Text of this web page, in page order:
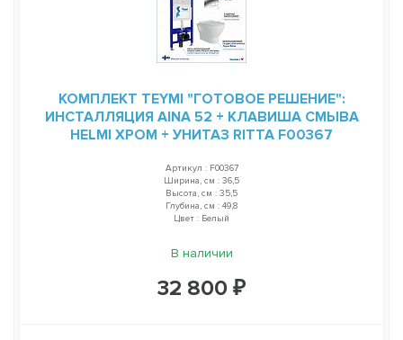
КОМПЛЕКТ TEYMI "ГОТОВОЕ РЕШЕНИЕ":
ИНСТАЛЛЯЦИЯ AINA 52 + КЛАВИША СМЫВА
HELMI ХРОМ + УНИТАЗ RITTA F00367
Артикул : F00367
Ширина, см : 36,5
Высота, см : 35,5
Глубина, см : 49,8
Цвет : Белый
В наличии
32 800 ₽